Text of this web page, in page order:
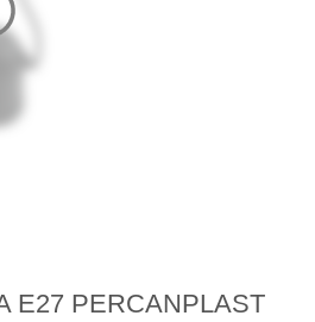
E27 PERCANPLAST